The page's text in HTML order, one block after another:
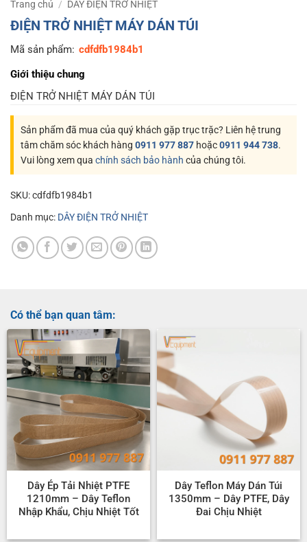
Trang chủ / DÂY ĐIỆN TRỞ NHIỆT
ĐIỆN TRỞ NHIỆT MÁY DÁN TÚI
Mã sản phẩm: cdfdfb1984b1
Giới thiệu chung
ĐIỆN TRỞ NHIỆT MÁY DÁN TÚI
Sản phẩm đã mua của quý khách gặp trục trặc? Liên hệ trung
tâm chăm sóc khách hàng 0911 977 887 hoặc0911 944 738.
Vui lòng xem qua chính sách bảo hành của chúng tôi.
SKU:cdfdfb1984b1
Danh mục: DÂY ĐIỆN TRỞ NHIỆT
Có thể bạn quan tâm:
Dây Ép Tải Nhiệt PTFE
1210mm – Dây Teflon
Nhập Khẩu, Chịu Nhiệt Tốt
Dây Teflon Máy Dán Túi
1350mm – Dây PTFE, Dây
Đai Chịu Nhiệt